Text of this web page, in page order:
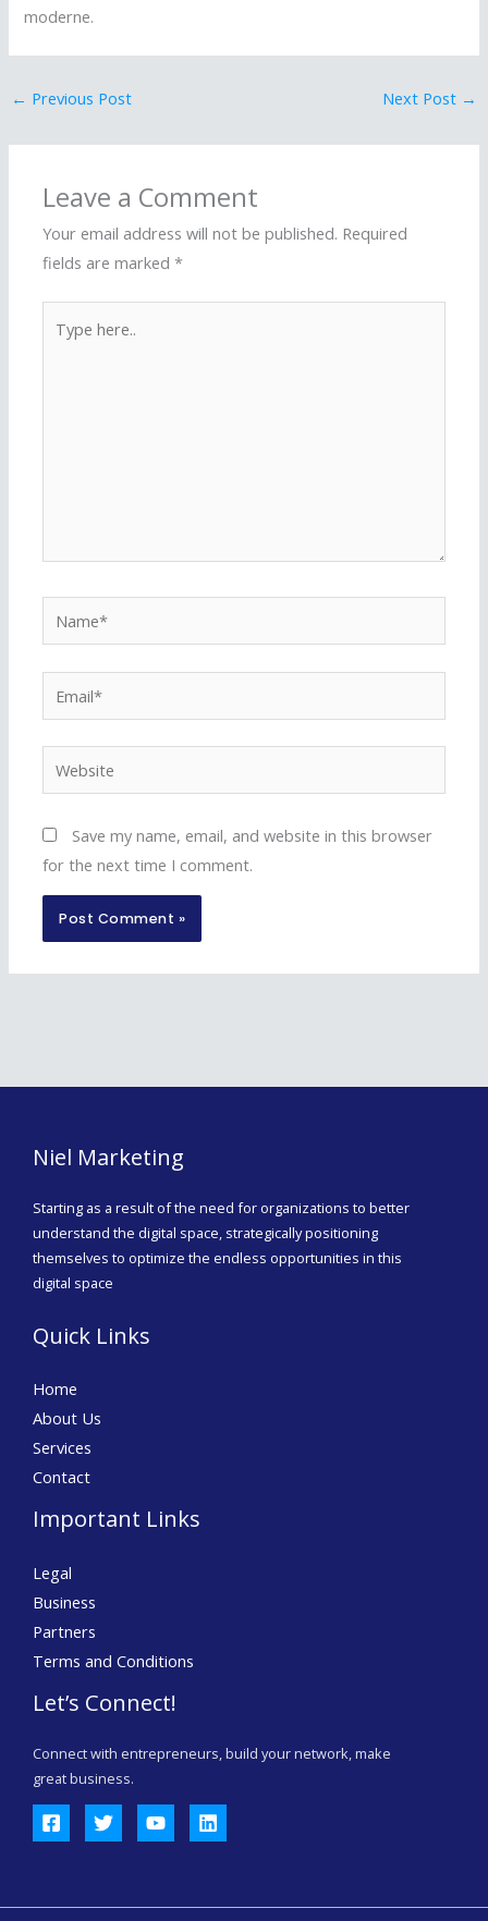
moderne.
← Previous Post Next Post →
Leave a Comment
Your email address will not be published. Required
fields are marked*
here..
Website
Save my name, email, and website in this browser
for the next time I comment.
Niel Marketing
Starting as a result of the need for organizations to better
understand the digital space, strategically positioning
themselves to optimize the endless opportunities in this
digital space
Quick Links
Home
About Us
Services
Contact
Important Links
Legal
Business
Partners
Terms and Conditions
Let’s Connect!
Connect with entrepreneurs, build your network, make
great business.